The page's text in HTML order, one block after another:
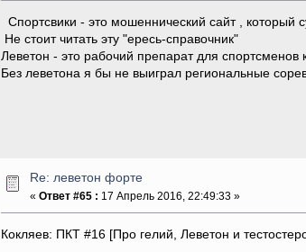
Спортсвики - это мошеннический сайт , который
Не стоит читать эту "ересь-справочник"
Леветон - это рабочий препарат для спортсменов
Без леветона я бы не выиграл региональные
Re: леветон форте
«Ответ #65 : 17 Апрель 2016, 22:49:33 »
Кокляев: ПКТ #16 [Про гелий, Леветон и